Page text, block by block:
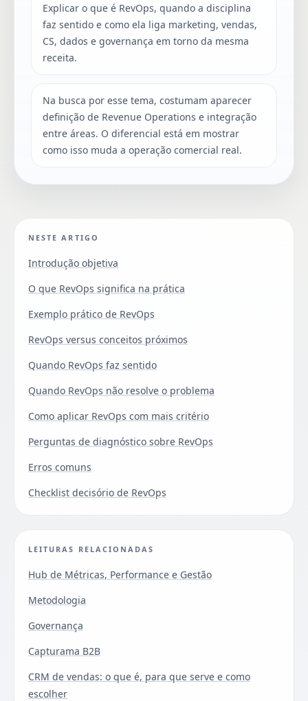
Explicar o que é RevOps, quando a disciplina
faz sentido e como ela liga marketing, vendas,
CS, dados e governança em torno da mesma
receita.
Na busca por esse tema, costumam aparecer
definição de Revenue Operations e integração
entre áreas. O diferencial está em mostrar
como isso muda a operação comercial real.
NESTE ARTIGO
Introdução objetiva
O que RevOps significa na prática
Exemplo prático de RevOps
RevOps versus conceitos próximos
Quando RevOps faz sentido
Quando RevOps não resolve o problema
Como aplicar RevOps com mais critério
Perguntas de diagnóstico sobre RevOps
Erros comuns
Checklist decisório de RevOps
LEITURAS RELACIONADAS
Hub de Métricas, Performance e Gestão
Metodologia
Governança
Capturama B2B
CRM de vendas: o que é, para que serve e como
escolher